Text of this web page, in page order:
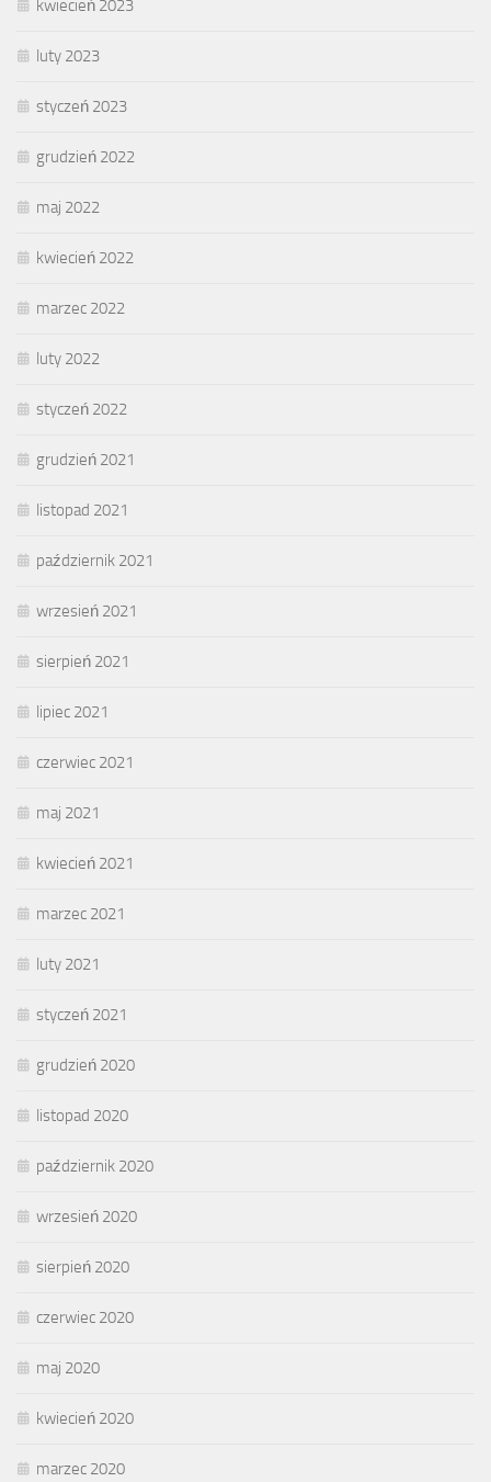
kwiecień 2023
luty 2023
styczeń 2023
grudzień 2022
maj 2022
kwiecień 2022
marzec 2022
luty 2022
styczeń 2022
grudzień 2021
listopad 2021
październik 2021
wrzesień 2021
sierpień 2021
lipiec 2021
czerwiec 2021
maj 2021
kwiecień 2021
marzec 2021
luty 2021
styczeń 2021
grudzień 2020
listopad 2020
październik 2020
wrzesień 2020
sierpień 2020
czerwiec 2020
maj 2020
kwiecień 2020
marzec 2020